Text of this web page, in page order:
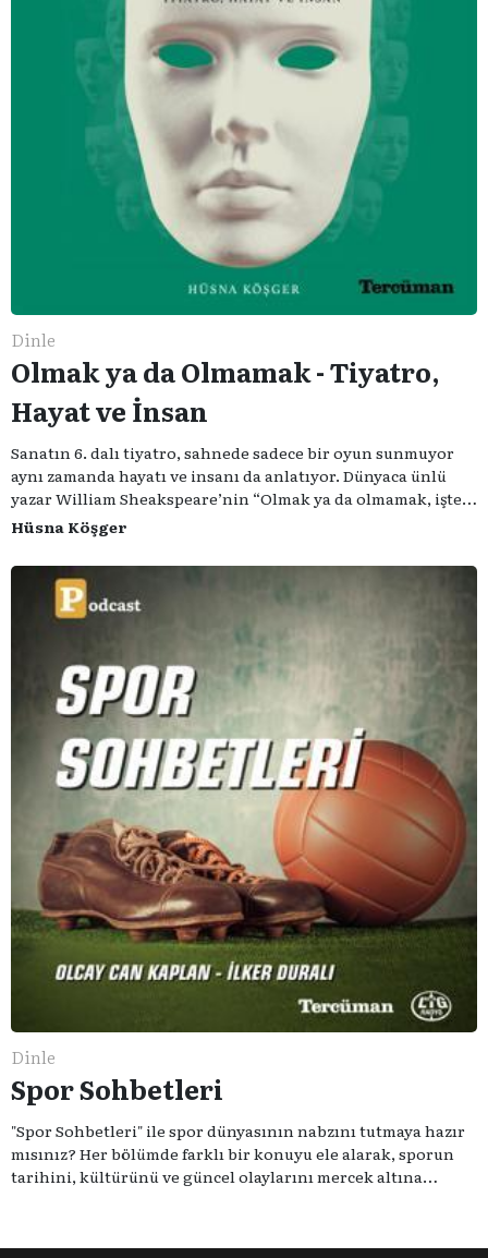
Dinle
Olmak ya da Olmamak - Tiyatro,
Hayat ve İnsan
Sanatın 6. dalı tiyatro, sahnede sadece bir oyun sunmuyor
aynı zamanda hayatı ve insanı da anlatıyor. Dünyaca ünlü
yazar William Sheakspeare’nin “Olmak ya da olmamak, işte
bütün mesele bu” sözünden ilham aldığımız podcast
serimizde; tiyatroyu, alanının uzman isimleriyle
konuşuyoruz..
Hüsna Köşger
Dinle
Spor Sohbetleri
"Spor Sohbetleri" ile spor dünyasının nabzını tutmaya hazır
mısınız? Her bölümde farklı bir konuyu ele alarak, sporun
tarihini, kültürünü ve güncel olaylarını mercek altına
olmadığına inananlardansanız "Spor Sohbetleri" tam size